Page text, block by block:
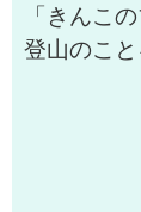
「きんこ
登山のこと